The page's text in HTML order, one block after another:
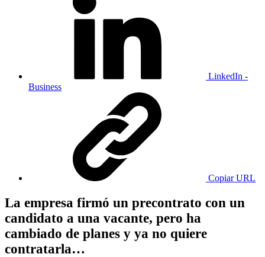
LinkedIn -
Business
Copiar URL
La empresa firmó un precontrato con un
candidato a una vacante, pero ha
cambiado de planes y ya no quiere
contratarla…